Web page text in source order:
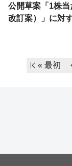
公開草案「1株
改訂案）」に対
« 最初